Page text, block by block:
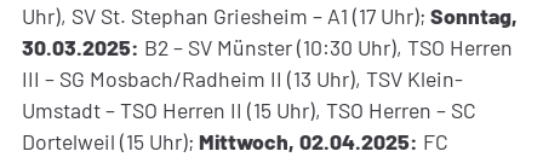
Uhr), SV St. Stephan Griesheim – A1 (17 Uhr); Sonntag,
30.03.2025: B2 – SV Münster (10:30 Uhr), TSO Herren
III – SG Mosbach/Radheim II (13 Uhr), TSV Klein-
Umstadt – TSO Herren II (15 Uhr), TSO Herren – SC
Dortelweil (15 Uhr); Mittwoch, 02.04.2025: FC